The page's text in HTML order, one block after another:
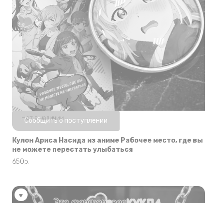
Нет в наличии
Сообщить о поступлении
Кулон Ариса Насида из аниме Рабочее место, где вы
не можете перестать улыбаться
650р.